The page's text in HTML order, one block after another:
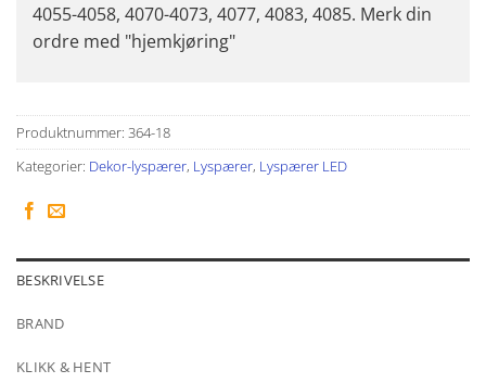
4055-4058, 4070-4073, 4077, 4083, 4085. Merk din
ordre med "hjemkjøring"
Produktnummer: 364-18
Kategorier: Dekor-lyspærer, Lyspærer, Lyspærer LED
BESKRIVELSE
BRAND
KLIKK & HENT